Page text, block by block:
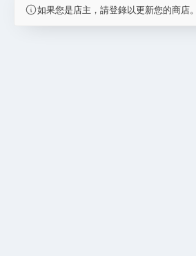
如果您是店主，請登錄以更新您的商店。